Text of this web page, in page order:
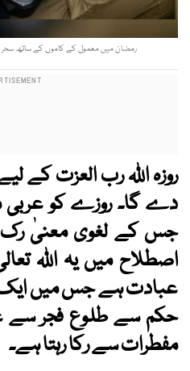
رمضان میں معمول کے کاموں کے ساتھ سحر و
روزہ اﷲ رب العزت کے
دے گا۔ روزے کو عربی
جس کے لغوی معنیٰ رک
اصطلاح میں یہ اﷲ
عبادت ہے جس میں ایک
حکم سے طلوع فجر سے
مفطرات سے رکا رہتا ہے۔